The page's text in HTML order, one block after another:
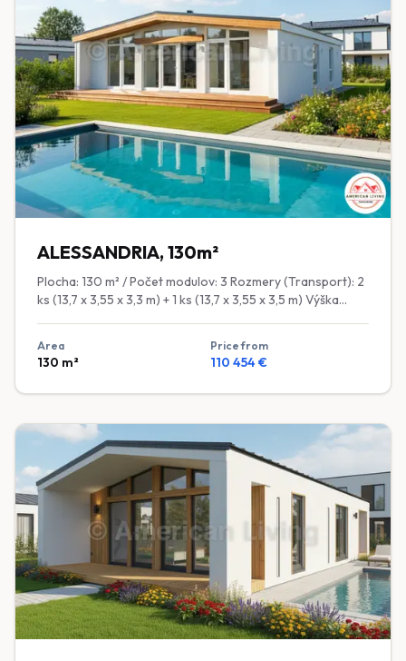
poschodí) 🛁 Sanita: Vaňa (na 2. poschodí), Sprchový kút,
Závesné WC (systém Geberit), Umývadlo so skrinkou 🚰
Batérie: Značkové batérie Grohe ❄️ Klimatizácia: Príprava
(zásuvka + výstuž v stene) 💧 Ohrev vody: Elektrický bojler
⚡ Elektroinštalácia: Komplet (vrátane zásuviek a
vypínačov) 🏡 Terasa: 9,5 m² zabudovaná terasa ❌
DOPLNKOVÁ MOŽNOSŤ / ZA PRÍPLATOK ❄️ Samotná
jednotka klimatizácie a jej montáž
ALESSANDRIA, 130m²
Plocha: 130 m² / Počet modulov: 3 Rozmery (Transport): 2
ks (13,7 x 3,55 x 3,3 m) + 1 ks (13,7 x 3,55 x 3,5 m) Výška
IZOLÁCIA Podlaha a strop: 200 mm minerálna vlna
OKNÁ A DVERE Okná: Dvojkomorové plastové okná,
bezpečnostné Interiérové dvere: MDF ✔ EXTERIÉR
Fasáda: Škandinásky smrek Strecha: Falcovaný plech ✔
INTERIÉR Obklad stien: Prírodný drevený obklad alebo
laminátové panely ✔ VYBAVENIE V CENE Kúpeľňa:
Umývadlo, Geberit WC, sprcha Grohe Kuchyňa:
Kuchynská zástena (kuchyňa a podlahové kúrenie
voliteľné) ✔ TECHNICKÉ INŠTALÁCIE Elektroinštalácia:
Medené rozvody, zásuvky, LED osvetlenie, vypínače,
rozvodná skriňa s poistkami Voda a odpady: Rozvody v
stenách, príprava pre práčku, umývadlo, drez a WC
Vykurovanie: Elektrické (zásuvky pod oknami pripravené
pre elektrické konvektory) Klimatizácia: Zásuvka a výstuž
Area
130 m²
Price from
110 454€